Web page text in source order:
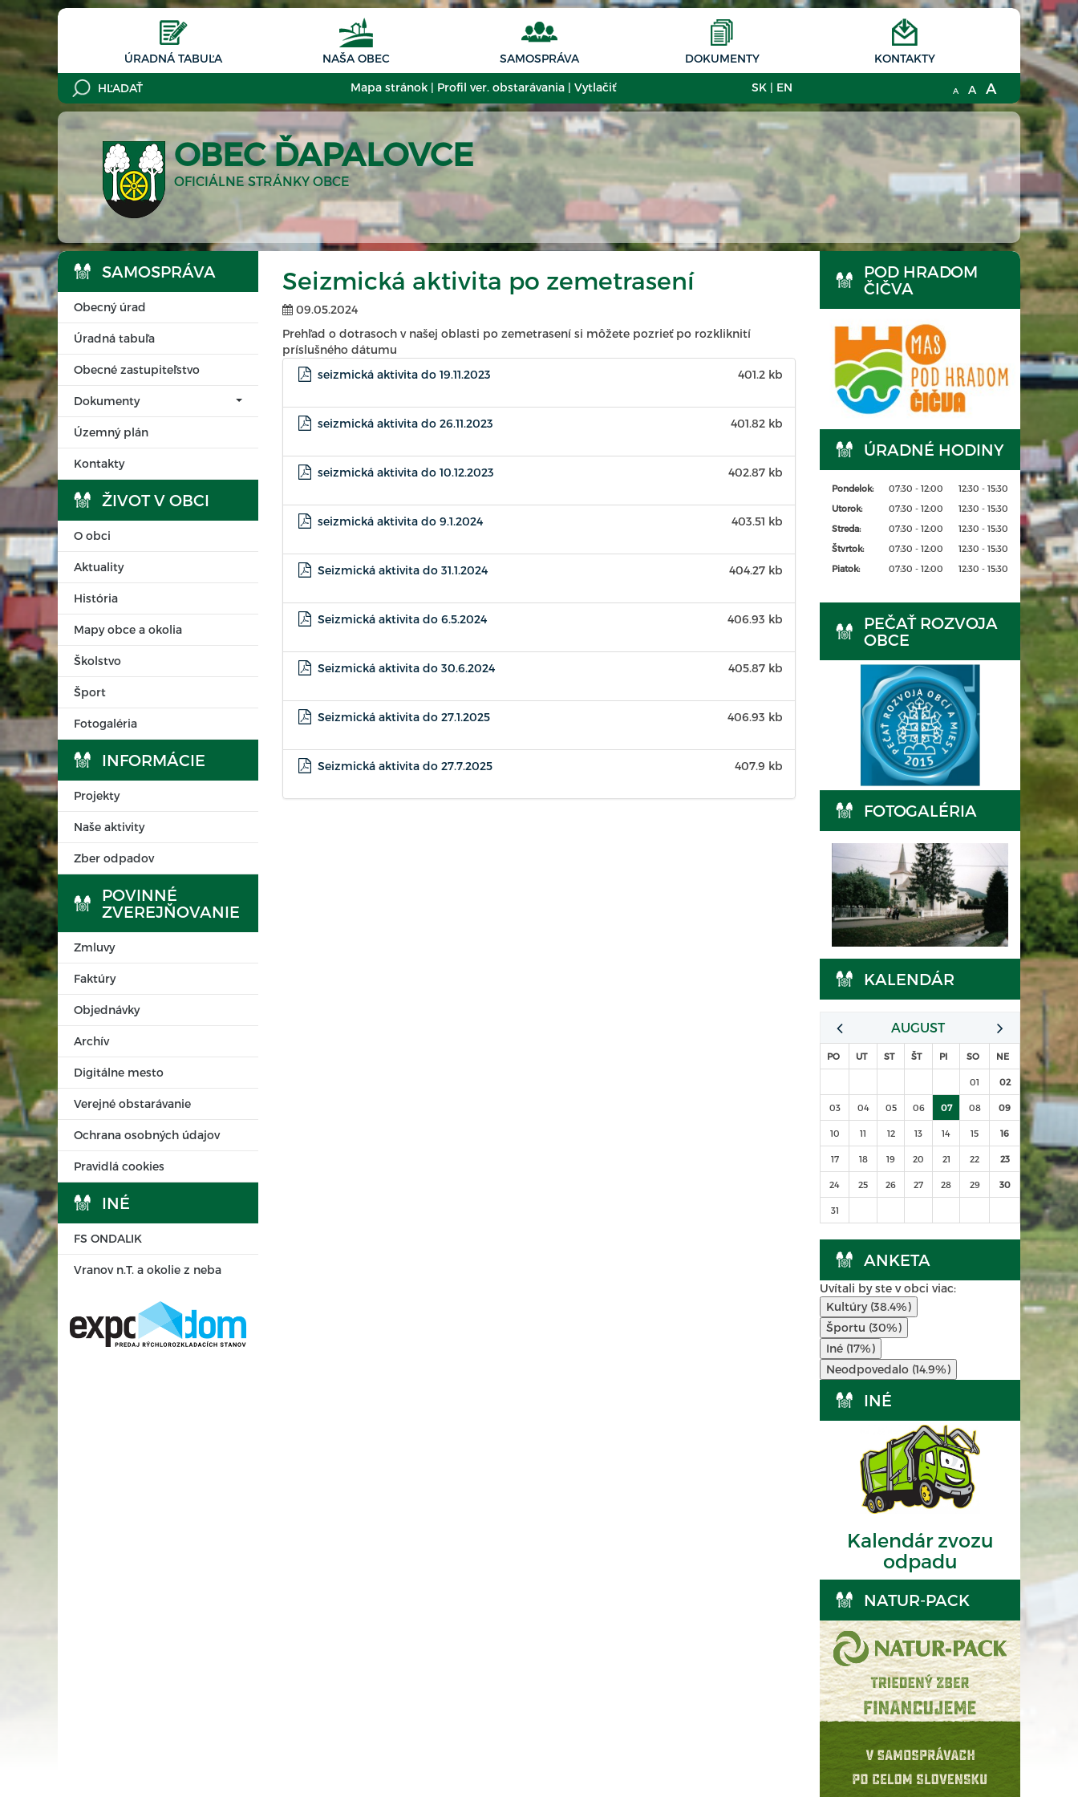
ÚRADNÁ TABUĽA NAŠA OBEC SAMOSPRÁVA DOKUMENTY KONTAKTY
Mapa stránok | Profil ver. obstarávania | Vytlačiť SK | EN A A A
OBEC ĎAPALOVCE
OFICIÁLNE STRÁNKY OBCE
SAMOSPRÁVA
Obecný úrad
Úradná tabuľa
Obecné zastupiteľstvo
Dokumenty
Územný plán
Kontakty
ŽIVOT V OBCI
O obci
Aktuality
História
Mapy obce a okolia
Školstvo
Šport
Fotogaléria
INFORMÁCIE
Projekty
Naše aktivity
Zber odpadov
POVINNÉ
ZVEREJŇOVANIE
Zmluvy
Faktúry
Objednávky
Archív
Digitálne mesto
Verejné obstarávanie
Ochrana osobných údajov
Pravidlá cookies
INÉ
FS ONDALIK
Vranov n.T. a okolie z neba
Seizmická aktivita po zemetrasení
09.05.2024
Prehľad o dotrasoch v našej oblasti po zemetrasení si môžete pozrieť po rozkliknití
príslušného dátumu
seizmická aktivita do 19.11.2023
401.2 kb
seizmická aktivita do 26.11.2023 401.82 kb
seizmická aktivita do 10.12.2023 402.87 kb
seizmická aktivita do 9.1.2024 403.51 kb
Seizmická aktivita do 31.1.2024 404.27 kb
Seizmická aktivita do 6.5.2024 406.93 kb
Seizmická aktivita do 30.6.2024 405.87 kb
Seizmická aktivita do 27.1.2025 406.93 kb
Seizmická aktivita do 27.7.2025 407.9 kb
POD HRADOM
ČIČVA
ÚRADNÉ HODINY
Pondelok: 07:30 - 12:00
12:30 - 15:30
Utorok:
07:30 - 12:00
12:30 - 15:30
Streda:
07:30 - 12:00
12:30 - 15:30
Štvrtok:
07:30 - 12:00
12:30 - 15:30
Piatok:
07:30 - 12:00 12:30 - 15:30
PEČAŤ ROZVOJA
OBCE
FOTOGALÉRIA
KALENDÁR
AUGUST
PO UT ST ŠT PI SO NE
01 02
03 04 05 06 07 08 09
10 11 12 13 14 15 16
17 18 19 20 21 22 23
24 25 26 27 28 29 30
31
ANKETA
Uvítali by ste v obci viac:
Kultúry (38.4%)
Športu (30%)
Iné (17%)
Neodpovedalo (14.9%)
INÉ
Kalendár zvozu
odpadu
NATUR-PACK